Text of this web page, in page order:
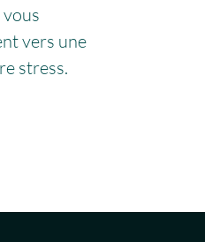
vers une
stress.